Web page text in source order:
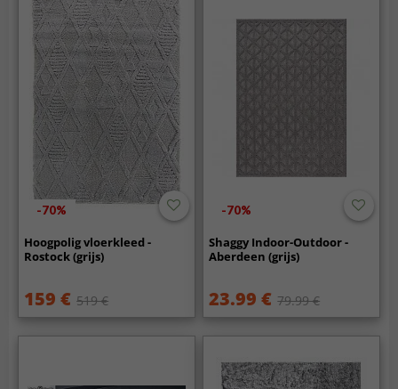
-70%
Hoogpolig vloerkleed -
Rostock (grijs)
159 € 519 €
-70%
Shaggy Indoor-Outdoor -
Aberdeen (grijs)
23.99 € 79.99 €